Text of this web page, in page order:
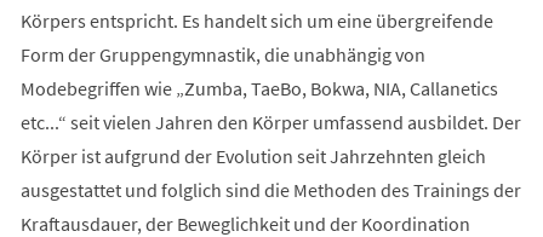
Körpers entspricht. Es handelt sich um eine übergreifende
Form der Gruppengymnastik, die unabhängig von
Modebegriffen wie „Zumba, TaeBo, Bokwa, NIA, Callanetics
etc...“ seit vielen Jahren den Körper umfassend ausbildet. Der
Körper ist aufgrund der Evolution seit Jahrzehnten gleich
ausgestattet und folglich sind die Methoden des Trainings der
Kraftausdauer, der Beweglichkeit und der Koordination